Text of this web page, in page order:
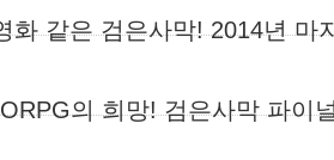
화 같은 검은사막! 2014년 마
의 희망! 검은사막 파이